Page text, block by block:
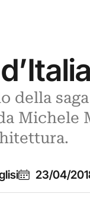
della
Michele
23/04/